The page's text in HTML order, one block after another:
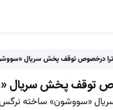
درخصوص توقف پخش سریال
توقف پخش سریال
«سووشون» ساخته نرگس